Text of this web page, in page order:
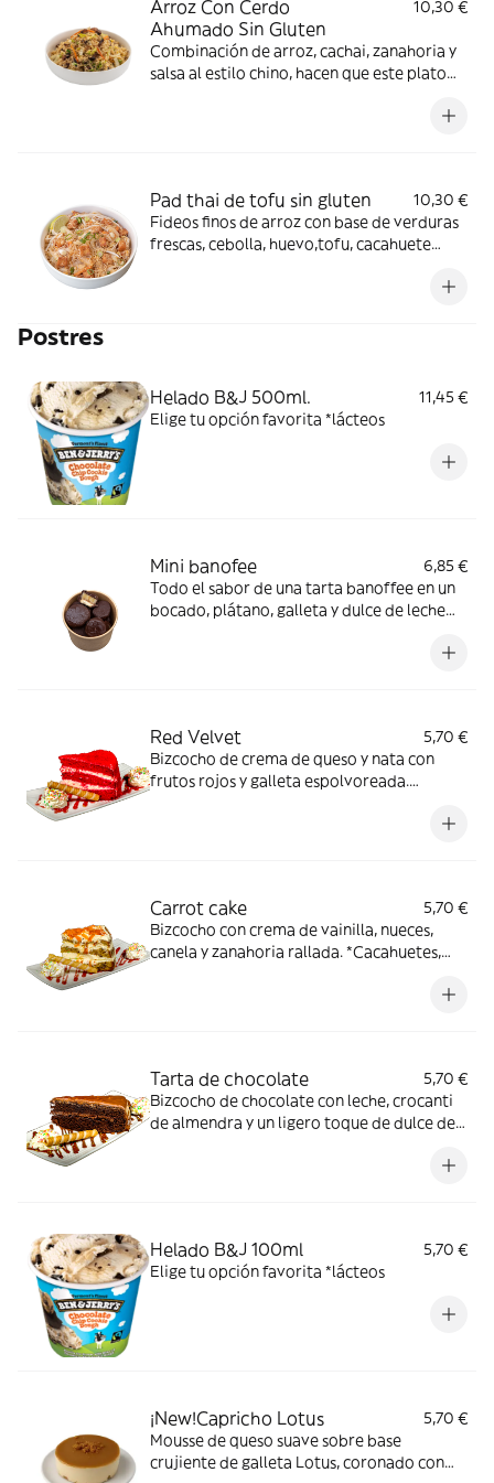
Arroz Con Cerdo
Ahumado Sin Gluten
10,30 €
Combinación de arroz, cachai, zanahoria y
salsa al estilo chino, hacen que este plato
Pad thai de tofu sin gluten
10,30 €
Fideos finos de arroz con base de verduras
frescas, cebolla, huevo,tofu, cacahuete
gluten (con un toque picante) Acompañado
Postres
Helado B&J 500ml.
11,45 €
Elige tu opción favorita *lácteos
Mini banofee
6,85 €
Todo el sabor de una tarta banoffee en un
bocado, plátano, galleta y dulce de leche
Red Velvet
5,70 €
Bizcocho de crema de queso y nata con
frutos rojos y galleta espolvoreada.
sulfitos, Frutos de cáscara, Huevos, Lacteos,
Carrot cake
5,70 €
Bizcocho con crema de vainilla, nueces,
canela y zanahoria rallada. *Cacahuetes,
Tarta de chocolate
5,70 €
Bizcocho de chocolate con leche, crocanti
de almendra y un ligero toque de dulce de
azufre y sulfitos, Frutos de cáscara, Huevos,
Helado B&J 100ml
5,70 €
Elige tu opción favorita *lácteos
¡New!Capricho Lotus
5,70 €
Mousse de queso suave sobre base
crujiente de galleta Lotus, coronado con